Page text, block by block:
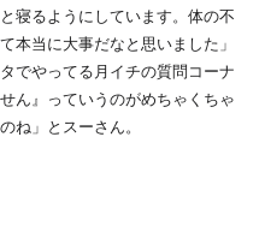
寝るようにしています。体の不
本当に大事だなと思いました」
でやってる月イチの質問コーナ
ん』っていうのがめちゃくちゃ
ね」とスーさん。